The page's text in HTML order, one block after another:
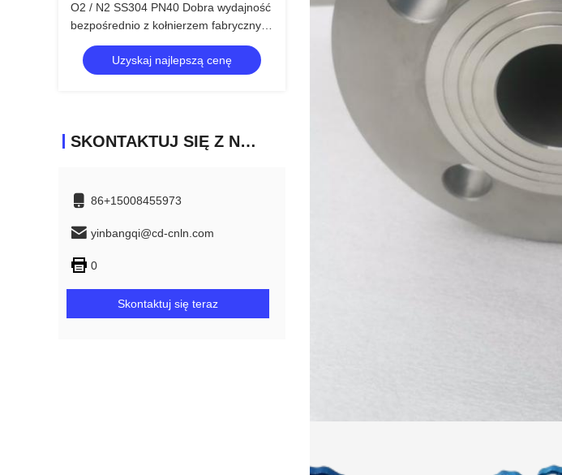
O2 / N2 SS304 PN40 Dobra wydajność
bezpośrednio z kołnierzem fabrycznym
Kriogeniczny zawór kulowy z długim
trzpieniemUzyskaj najlepszą cenę
SKONTAKTUJ SIĘ Z NAMI
86+15008455973
yinbangqi@cd-cnln.com
0
Skontaktuj się teraz